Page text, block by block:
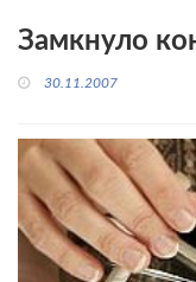
Замкнуло
30.11.2007